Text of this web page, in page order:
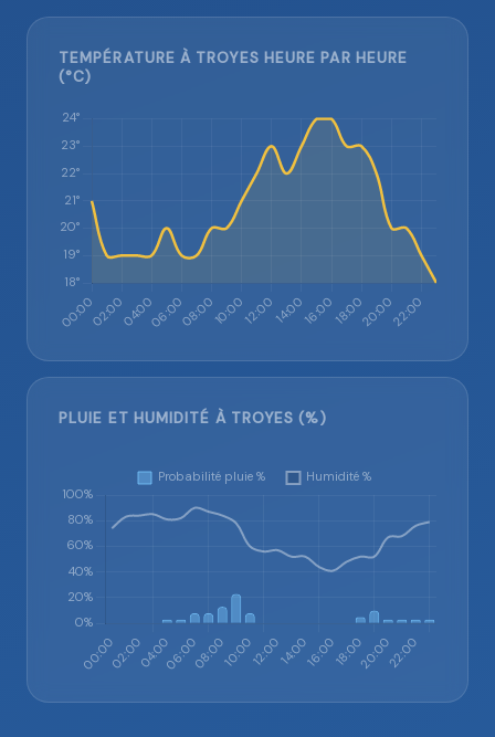
TEMPÉRATURE À TROYES HEURE PAR HEURE
(°C)
PLUIE ET HUMIDITÉ À TROYES (%)